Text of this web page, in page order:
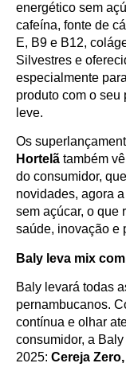
energético sem
cafeína, fonte de
E, B9 e B12,
Silvestres e
especialmente
produto com o seu
leve.
Os
Hortelã também
do consumidor,
novidades, agora
sem açúcar, o que
saúde, inovação e
Baly leva mix
Baly levará todas
pernambucanos.
contínua e olhar
consumidor, a
2025: Cereja